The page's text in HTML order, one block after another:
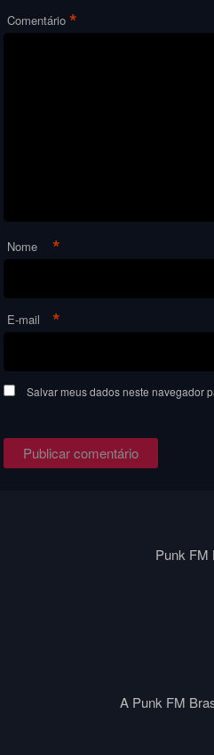
Comentário *
Nome *
E-mail *
Salvar meus dados neste navegador
Punk FM
A Punk FM